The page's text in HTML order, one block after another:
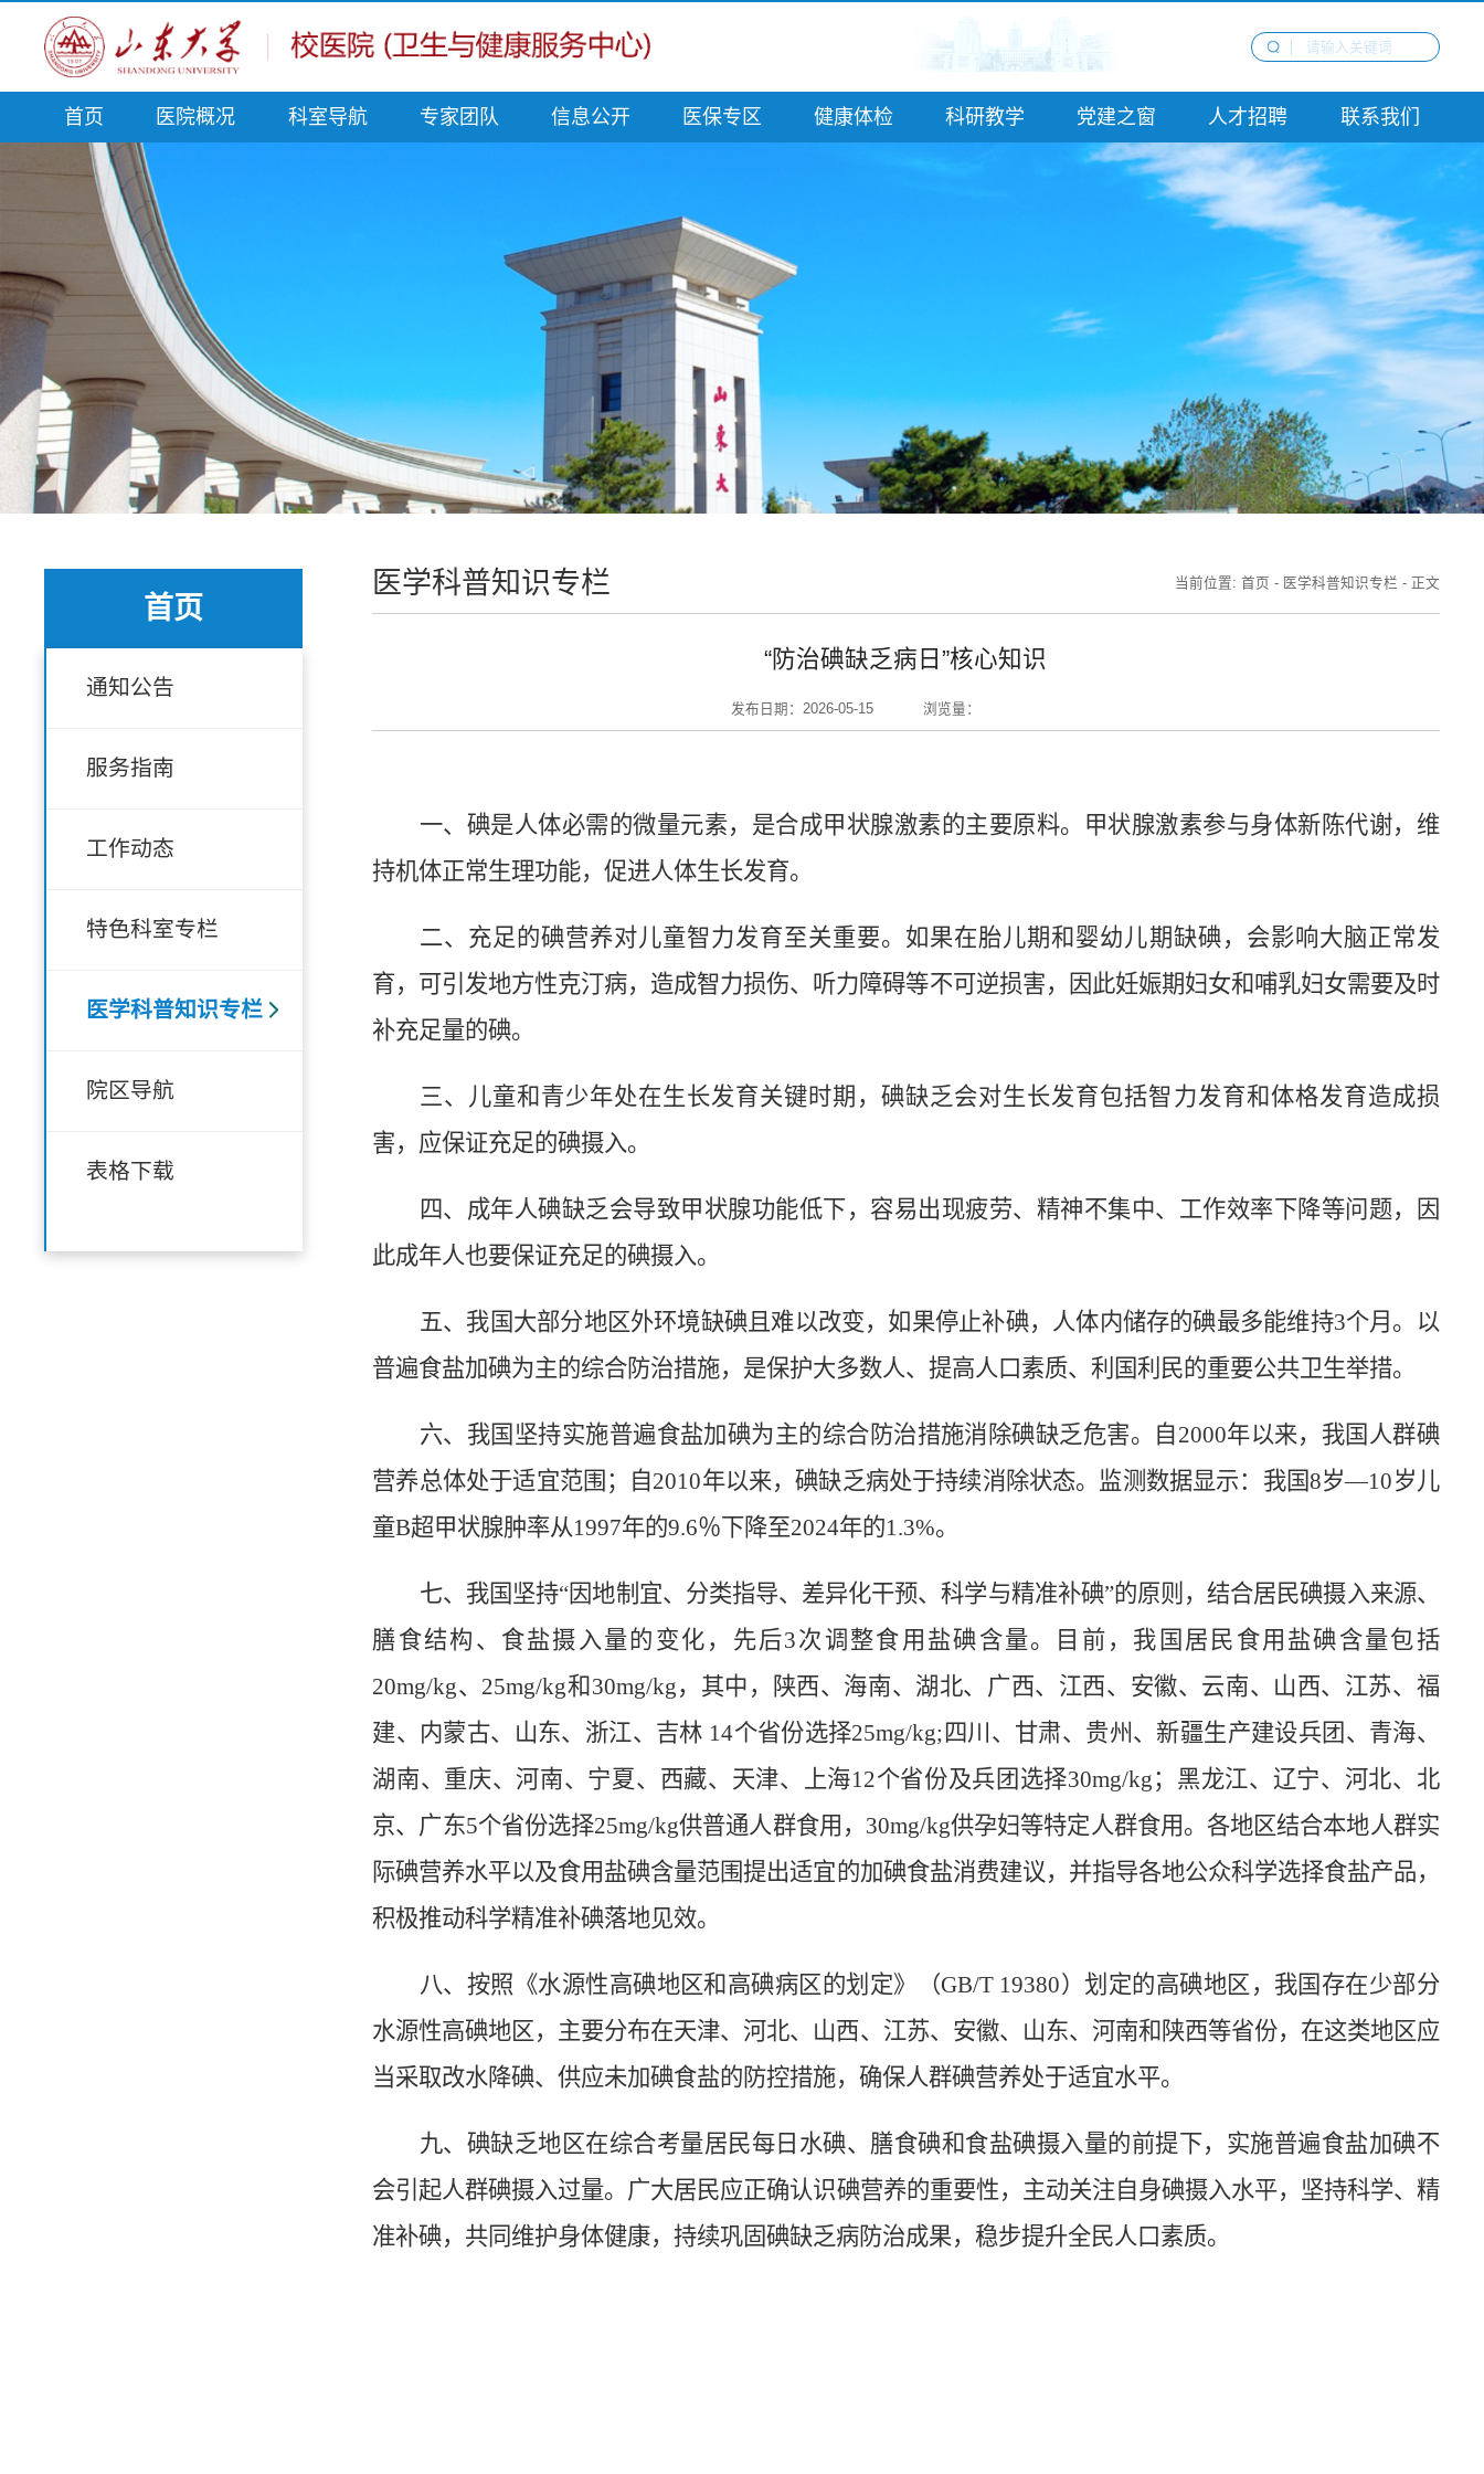
首页 医院概况 科室导航 专家团队 信息公开 医保专区 健康体检 科研教学 党建之窗 人才招聘 联系我们
首页
通知公告
服务指南
工作动态
特色科室专栏
医学科普知识专栏
院区导航
表格下载
医学科普知识专栏 当前位置: 首页 - 医学科普知识专栏 - 正文
“防治碘缺乏病日”核心知识
发布日期：2026-05-15 浏览量：
一、 碘是人体必需的微量元素，是合成甲状腺激素的主要原料。甲状腺激素参与身体新陈代谢，维
持机体正常生理功能，促进人体生长发育。
二、充足的碘营养对儿童智力发育至关重要。如果在胎儿期和婴幼儿期缺碘，会影响大脑正常发
育，可引发地方性克汀病，造成智力损伤、听力障碍等不可逆损害，因此妊娠期妇女和哺乳妇女需要及时
补充足量的碘。
三、儿童和青少年处在生长发育关键时期，碘缺乏会对生长发育包括智力发育和体格发育造成损
害，应保证充足的碘摄入。
四、成年人碘缺乏会导致甲状腺功能低下，容易出现疲劳、精神不集中、工作效率下降等问题，因
此成年人也要保证充足的碘摄入。
五、我国大部分地区外环境缺碘 且难以改变，如果停止补碘，人体内储存的碘最多能维持3个月。以
普遍食盐加碘为主的综合防治措施，是保护大多数人、提高人口素质、利国利民的重要公共卫生举措。
六、我国坚持实施普遍食盐加碘为主的综合防治措施消除碘缺乏危害。自2000年以来，我国人群碘
营养总体处于适宜范围 ； 自2010年以来，碘缺乏病处于持续消除状态。监测数据显示：我国8岁—10岁儿
童B超甲状腺肿率从1997年的9.6％下降至2024年的1.3%。
七、我国坚持“因地制宜、分类指导、差异化干预、科学与精准补碘”的原则，结合居民碘摄入来源、
膳食结构、食盐摄入量的变化，先后3次调整食用盐碘含量。目前，我国居民食用盐碘含量包括
20mg/kg、25mg/kg和30mg/kg，其中，陕西、海南、湖北、广西、江西、安徽、云南、山西、江苏、福
建、内蒙古、山东、浙江、吉林 14个省份选择25mg/kg;四川、甘肃、贵州、新疆生产建设兵团、青海、
湖南、重庆、河南、宁夏、西藏、天津、上海12个省份及兵团选择30mg/kg；黑龙江、辽宁、河北、北
京、广东5个省份选择25mg/kg供普通人群食用，30mg/kg供孕妇等特定人群食用。各地区结合本地人群实
际碘营养水平以及食用盐碘含量范围提出适宜的加碘食盐消费建议，并指导各地公众科学选择食盐产品，
积极推动科学精准补碘落地见效。
八、按照《水源性高碘地区和高碘病区的划定》（GB/T 19380）划定的高碘地区，我国存在少部分
水源性高碘地区，主要分布在天津、河北、山西、江苏、安徽、山东、河南和陕西等省份，在这类地区应
当采取改水降碘、供应未加碘食盐的防控措施，确保人群碘营养处于适宜水平。
九、 碘缺乏地区在综合考量居民每日水碘、膳食碘和食盐碘摄入量的前提下，实施普遍食盐加碘不
会引起人群碘摄入过量。广大居民应正确认识碘营养的重要性，主动关注自身碘摄入水平，坚持科学、精
准补碘，共同维护身体健康，持续巩固碘缺乏病防治成果，稳步提升全民人口素质。